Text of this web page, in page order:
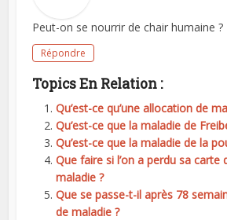
Peut-on se nourrir de chair humaine ?
Répondre
Topics En Relation :
Qu’est-ce qu’une allocation de
Qu’est-ce que la maladie de
Qu’est-ce que la maladie de la
Que faire si l’on a perdu sa carte
maladie ?
Que se passe-t-il après 78
de maladie ?